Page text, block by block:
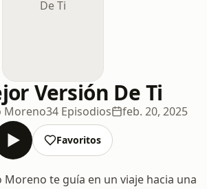
Versión De Ti
Moreno34 Episodios feb. 20, 2025
Favoritos
Moreno te guía en un viaje hacia una